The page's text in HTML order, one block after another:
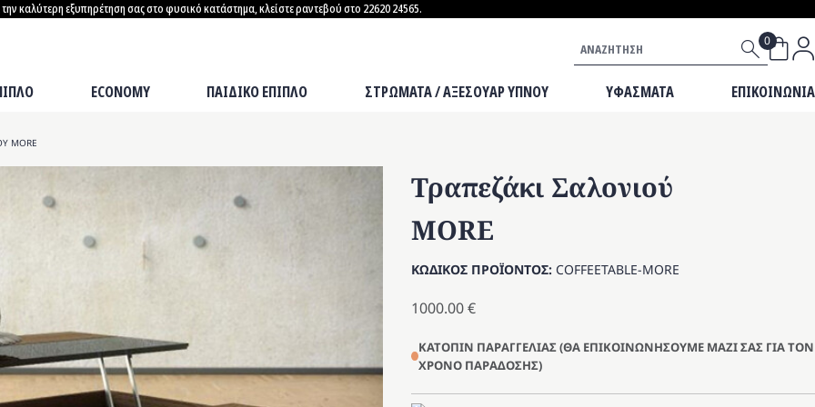
την καλύτερη εξυπηρέτηση σας στο φυσικό κατάστημα, κλείστε ραντεβού στο 22620 24565.
ΑναζήτησηΜΙΚΡΟΕΠΙΠΛΑ
ECONOMY ΠΑΙΔΙΚΟ ΕΠΙΠΛΟ
ΒΡΕΦΙΚΟ ΕΠΙΠΛΟ
ΣΤΡΩΜΑΤΑ / ΑΞΕΣΟΥΑΡ ΥΠΝΟΥ
ΜΑΞΙΛΑΡΙΑ
ΥΦΑΣΜΑΤΑ ΕΠΙΚΟΙΝΩΝΙΑ
MORE
Τραπεζάκι Σαλονιού
MORE
ΚΩΔΙΚΟΣ ΠΡΟΪΟΝΤΟΣ: COFFEETABLE-MORE
1000.00€
ΚΑΤΟΠΙΝ ΠΑΡΑΓΓΕΛΙΑΣ (ΘΑ ΕΠΙΚΟΙΝΩΝΗΣΟΥΜΕ ΜΑΖΙ ΣΑΣ ΓΙΑ ΤΟΝ
ΧΡΟΝΟ ΠΑΡΑΔΟΣΗΣ)